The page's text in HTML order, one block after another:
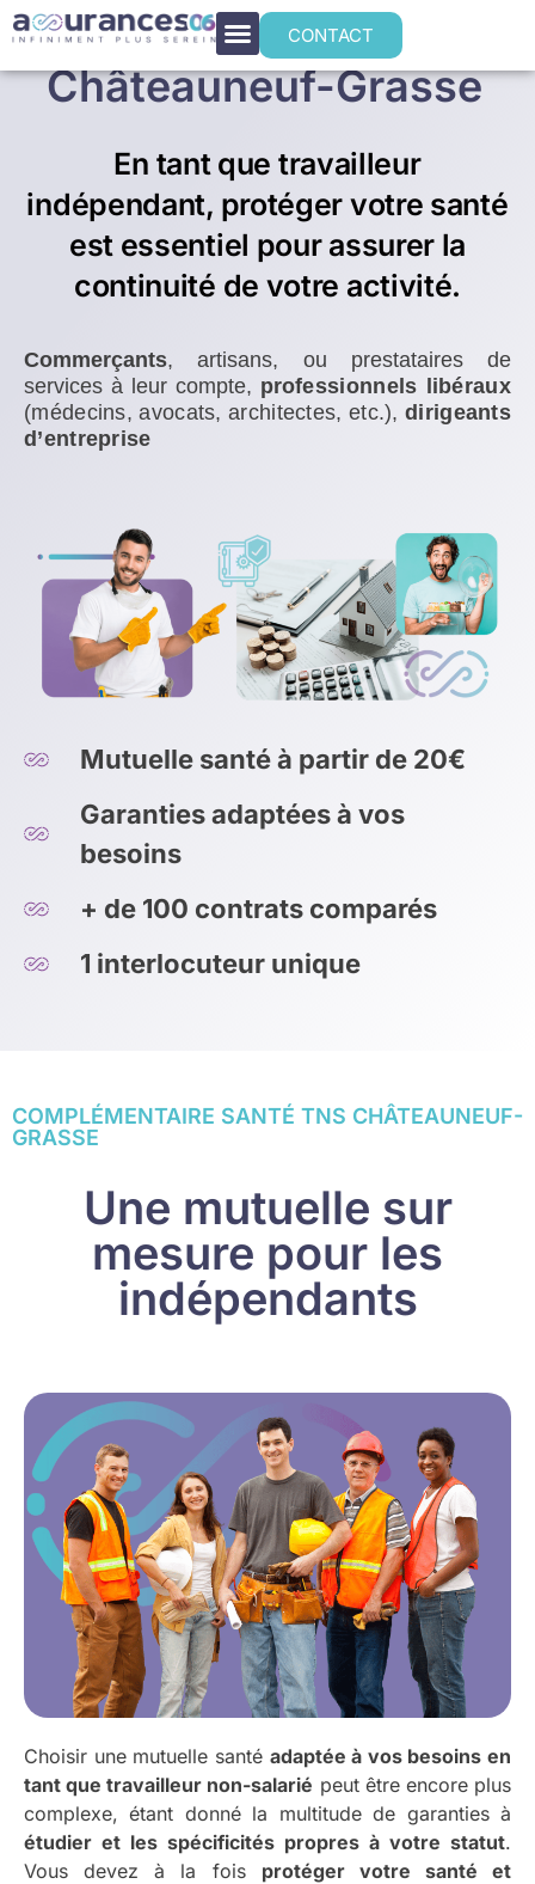
CONTACT
Mutuelle santé TNS
Châteauneuf-Grasse
En tant que travailleur
indépendant, protéger votre santé
est essentiel pour assurer la
continuité de votre activité.
Commerçants, artisans, ou prestataires de
services à leur compte, professionnels libéraux
(médecins, avocats, architectes, etc.), dirigeants
d’entreprise
Mutuelle santé à partir de 20€
Garanties adaptées à vos
besoins
+ de 100 contrats comparés
1 interlocuteur unique
COMPLÉMENTAIRE SANTÉ TNS CHÂTEAUNEUF-
GRASSE
Une mutuelle sur
mesure pour les
indépendants
Choisir une mutuelle santé adaptée à vos besoins en
tant que travailleur non-salarié peut être encore plus
complexe, étant donné la multitude de garanties à
étudier et les spécificités propres à votre statut.
Vous devez à la fois protéger votre santé et